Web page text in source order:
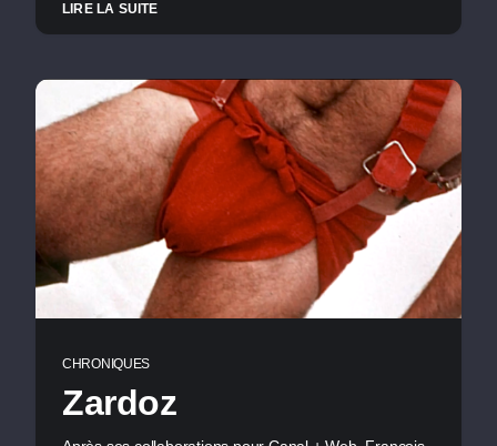
LIRE LA SUITE
CHRONIQUES
Zardoz